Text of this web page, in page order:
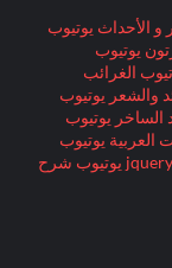
و الأحداث يوتيوب
يوتيوب
الغرائب
والشعر يوتيوب
الساخر يوتيوب
العربية يوتيوب
يوتيوب شرح